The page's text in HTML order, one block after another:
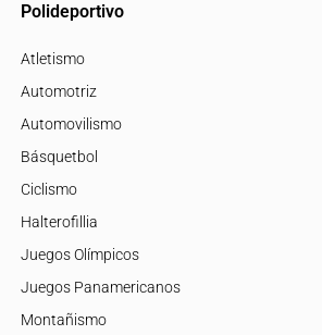
Polideportivo
Atletismo
Automotriz
Automovilismo
Básquetbol
Ciclismo
Halterofillia
Juegos Olímpicos
Juegos Panamericanos
Montañismo